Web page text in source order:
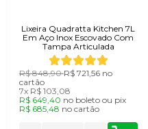
Lixeira Quadratta Kitchen 7L
Em Aço Inox Escovado Com
Tampa Articulada
R$ 848,90R$ 721,56 no
cartão
7x R$ 103,08
R$ 649,40 no boletoou pix
R$ 685,48 no cartão